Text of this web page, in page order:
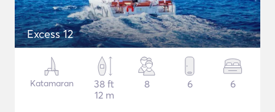
Excess 12
Katamaran
38 ft
12 m
8 6 6